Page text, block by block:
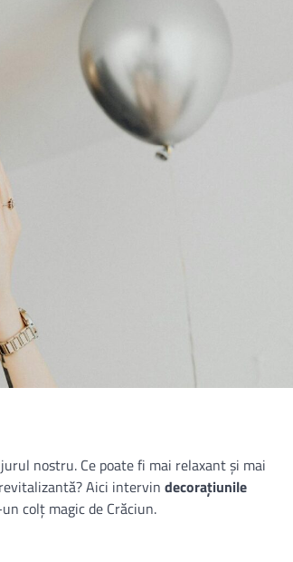
nostru. Ce poate fi mai relaxant și mai
Aici intervin decorațiunile
colț magic de Crăciun.